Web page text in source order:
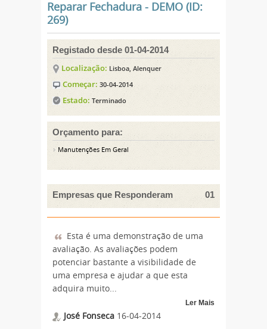
Reparar Fechadura - DEMO (ID:
269)
Registado desde 01-04-2014
Localização: Lisboa, Alenquer
Começar: 30-04-2014
Estado: Terminado
Orçamento para:
Manutenções Em Geral
Empresas que Responderam 01
Esta é uma demonstração de uma
avaliação. As avaliações podem
potenciar bastante a visibilidade de
uma empresa e ajudar a que esta
adquira muito...
Ler Mais
José Fonseca 16-04-2014